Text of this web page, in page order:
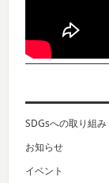
SDGsへの取り組み
お知らせ
イベント